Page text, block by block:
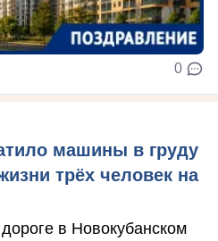
0
машины в груду
трёх человек на
в Новокубанском